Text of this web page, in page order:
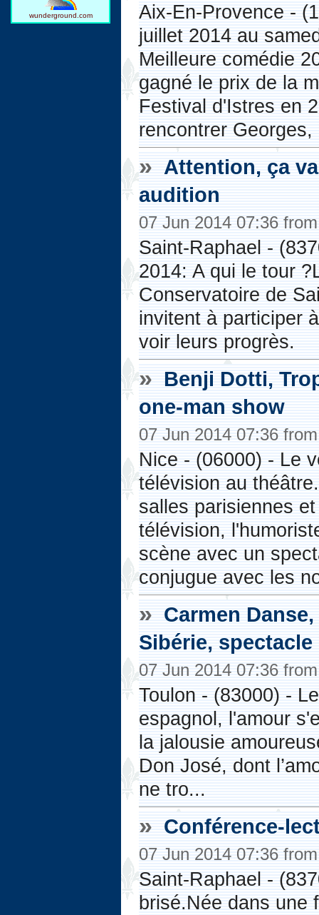
wunderground.com
Aix-En-Provence -
juillet 2014 au
Meilleure comédie
gagné le prix de la
Festival d'Istres en
rencontrer
» Attention, ça
audition
07 Jun 2014 07:36
Saint-Raphael -
2014: A qui le tour
Conservatoire de
invitent à participer
voir leurs progrès.
» Benji Dotti,
one-man show
07 Jun 2014 07:36
Nice - (06000) - Le
télévision au
salles parisiennes
télévision,
scène avec un
conjugue avec les
» Carmen
Sibérie, spectacle
07 Jun 2014 07:36
Toulon - (83000) -
espagnol, l'amour
la jalousie
Don José, dont
ne tro...
» Conférence-
07 Jun 2014 07:36
Saint-Raphael -
brisé.Née dans une